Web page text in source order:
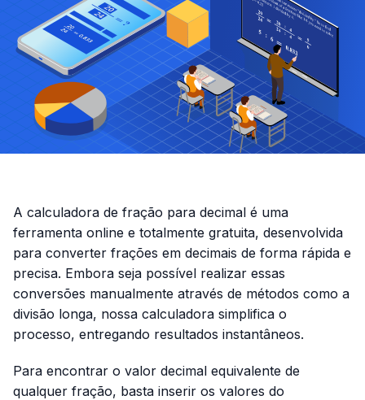
A calculadora de fração para decimal é uma
ferramenta online e totalmente gratuita, desenvolvida
para converter frações em decimais de forma rápida e
precisa. Embora seja possível realizar essas
conversões manualmente através de métodos como a
divisão longa, nossa calculadora simplifica o
processo, entregando resultados instantâneos.
Para encontrar o valor decimal equivalente de
qualquer fração, basta inserir os valores do